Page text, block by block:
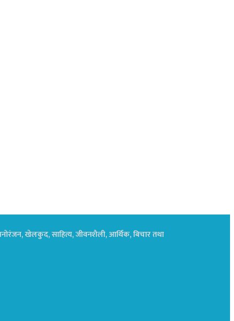
मनोरंजन, खेलकुद, साहित्य, जीवनशैली, आर्थिक, बिचार तथा